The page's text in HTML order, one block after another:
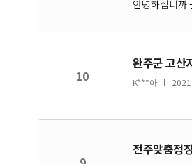
안녕하십니까
10
완주군 고산
K***아
전주맞춤정